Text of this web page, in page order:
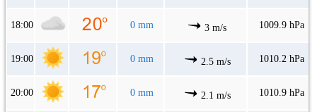
18:00 0 mm 3 m/s 1009.9 hPa
19:00 0 mm 2.5 m/s 1010.2 hPa
20:00 0 mm 2.1 m/s 1010.9 hPa